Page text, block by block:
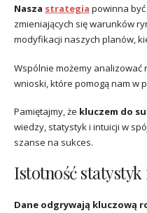
Nasza strategia powinna
zmieniających się warunków
modyfikacji naszych planów,
Wspólnie możemy analizować
wnioski, które pomogą nam w
Pamiętajmy, że kluczem do
wiedzy, statystyk i intuicji w
szanse na sukces.
Istotność
Dane odgrywają kluczową